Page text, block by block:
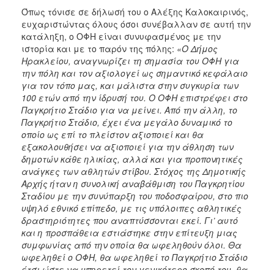
Όπως τόνισε σε δήλωσή του ο Αλέξης Καλοκαιρινός,
ευχαριστώντας όλους όσοι συνέβαλλαν σε αυτή την
κατάληξη, ο ΟΦΗ είναι συνυφασμένος με την
ιστορία και με το παρόν της πόλης: «Ο Δήμος
Ηρακλείου, αναγνωρίζει τη σημασία του ΟΦΗ για
την πόλη και τον αξιολογεί ως σημαντικό κεφάλαιο
για τον τόπο μας, και μάλιστα στην συγκυρία των
100 ετών από την ίδρυσή του. Ο ΟΦΗ επιστρέφει στο
Παγκρήτιο Στάδιο για να μείνει. Από την άλλη, το
Παγκρήτιο Στάδιο, έχει ένα μεγάλο δυναμικό το
οποίο ως επί το πλείστον αξιοποιεί και θα
εξακολουθήσει να αξιοποιεί για την άθληση των
δημοτών κάθε ηλικίας, αλλά και για προπονητικές
ανάγκες των αθλητών στίβου. Στόχος της Δημοτικής
Αρχής ήταν η συνολική αναβάθμιση του Παγκρητίου
Σταδίου με την συνύπαρξη του ποδοσφαίρου, στο πιο
υψηλό εθνικό επίπεδο, με τις υπόλοιπες αθλητικές
δραστηριότητες που αναπτύσσονται εκεί. Γι’ αυτό
και η προσπάθεια εστιάστηκε στην επίτευξη μιας
συμφωνίας από την οποία θα ωφεληθούν όλοι. Θα
ωφεληθεί ο ΟΦΗ, θα ωφεληθεί το Παγκρήτιο Στάδιο